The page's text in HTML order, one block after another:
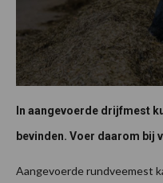
In aangevoerde drijfmest
bevinden. Voer daarom bij
Aangevoerde rundveemest